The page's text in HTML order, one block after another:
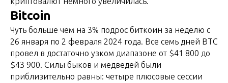
Bitcoin
Чуть больше чем на 3% подрос биткоин за неделю с
26 января по 2 февраля 2024 года. Все семь дней BTC
провел в достаточно узком диапазоне от $41 800 до
$43 900. Силы быков и медведей были
приблизительно равны: четыре плюсовые сессии